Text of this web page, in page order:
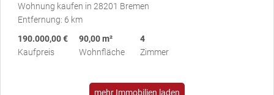
Wohnung kaufen in 28201 Bremen
Entfernung: 6 km
190.000,00 €
Kaufpreis
90,00 m²
Wohnfläche
4
Zimmer
mehr Immobilien laden